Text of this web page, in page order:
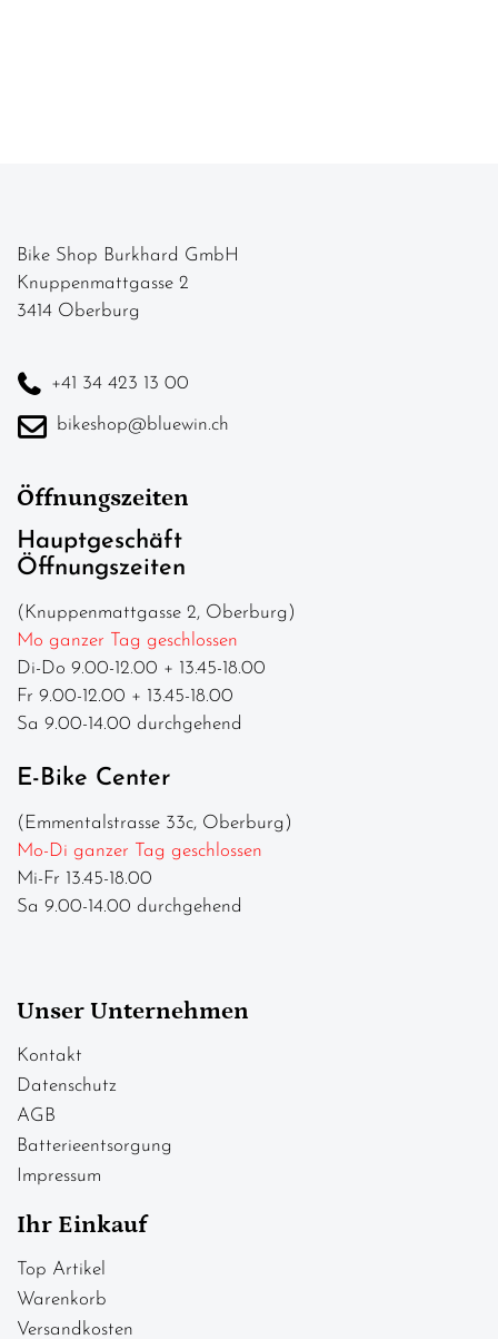
Bike Shop Burkhard GmbH
Knuppenmattgasse 2
3414 Oberburg
+41 34 423 13 00
bikeshop@bluewin.ch
Öffnungszeiten
Hauptgeschäft
Öffnungszeiten
(Knuppenmattgasse 2, Oberburg)
Mo ganzer Tag geschlossen
Di-Do 9.00-12.00 + 13.45-18.00
Fr 9.00-12.00 + 13.45-18.00
Sa 9.00-14.00 durchgehend
E-Bike Center
(Emmentalstrasse 33c, Oberburg)
Mo-Di ganzer Tag geschlossen
Mi-Fr 13.45-18.00
Sa 9.00-14.00 durchgehend
Unser Unternehmen
Kontakt
Datenschutz
AGB
Batterieentsorgung
Impressum
Ihr Einkauf
Top Artikel
Warenkorb
Versandkosten